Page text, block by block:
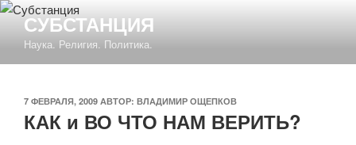
Перейти
содержимому
СУБСТАНЦИЯ
Наука. Религия. Политика.
ОПУБЛИКОВАНО
7 ФЕВРАЛЯ, 2009 АВТОР: ВЛАДИМИР ОЩЕПКОВ
КАК и ВО ЧТО НАМ ВЕРИТЬ?